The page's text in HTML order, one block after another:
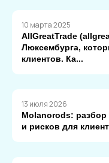
10 марта 2025
AllGreatTrade
Люксембурга,
клиентов. Ка...
13 июля 2026
Molanorods: разбор
и рисков для